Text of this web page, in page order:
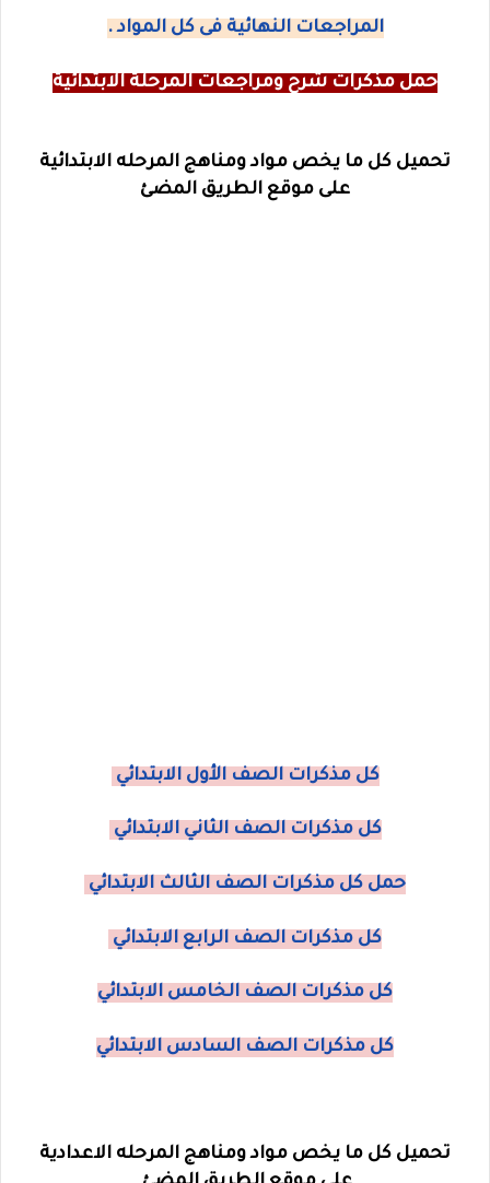
المراجعات النهائية فى كل المواد .
حمل مذكرات شرح ومراجعات المرحلة الابتدائية
تحميل كل ما يخص مواد ومناهج المرحله الابتدائية
على موقع الطريق المضئ
كل مذكرات الصف الأول الابتدائي
كل مذكرات الصف الثاني الابتدائي
حمل كل مذكرات الصف الثالث الابتدائي
كل مذكرات الصف الرابع الابتدائي
كل مذكرات الصف الخامس الابتدائي
كل مذكرات الصف السادس الابتدائي
تحميل كل ما يخص مواد ومناهج المرحله الاعدادية